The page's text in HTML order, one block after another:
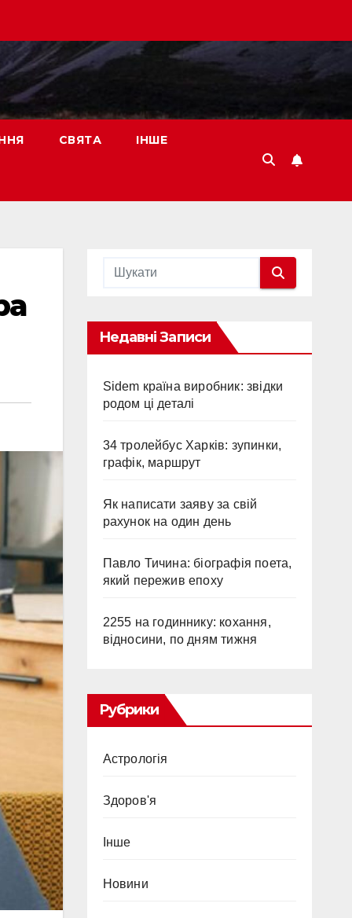
СВЯТА ІНШЕ
Недавні Записи
Sidem країна виробник: звідки
родом ці деталі
34 тролейбус Харків: зупинки,
графік, маршрут
Як написати заяву за свій
рахунок на один день
Павло Тичина: біографія поета,
який пережив епоху
2255 на годиннику: кохання,
відносини, по дням тижня
Рубрики
Астрологія
Здоров'я
Інше
Новини